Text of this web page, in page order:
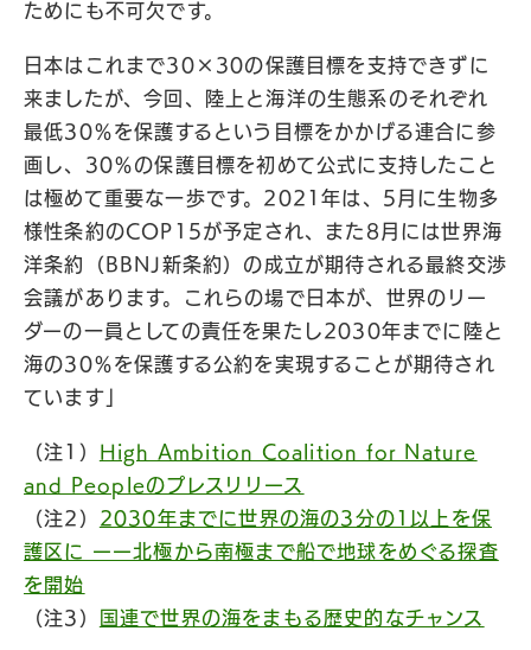
ためにも不可欠です。
日本はこれまで30×30の保護目標を支持できずに
来ましたが、今回、陸上と海洋の生態系のそれぞれ
最低30％を保護するという目標をかかげる連合に参
画し、30％の保護目標を初めて公式に支持したこと
は極めて重要な一歩です。2021年は、5月に生物多
様性条約のCOP15が予定され、また8月には世界海
洋条約（BBNJ新条約）の成立が期待される最終交渉
会議があります。これらの場で日本が、世界のリー
ダーの一員としての責任を果たし2030年までに陸と
海の30％を保護する公約を実現することが期待され
ています」
（注1）
High Ambition Coalition for Nature
and Peopleのプレスリリース
（注2） 2030年までに世界の海の3分の1以上を保
護区に ーー北極から南極まで船で地球をめぐる探査
を開始
（注3）
国連で世界の海をまもる歴史的なチャンス